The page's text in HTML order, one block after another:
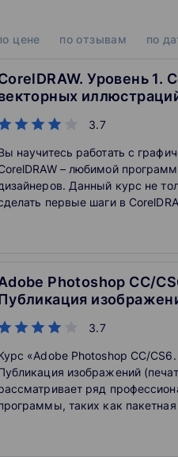
цене по отзывам по
Уровень 1.
3.7
научитесь работать с
– любимой
Данный курс не
первые шаги в
Эксперименты с
– всё это
Photoshop СС/
3.7
«Adobe Photoshop СС/
изображений
ряд
таких как пакетная